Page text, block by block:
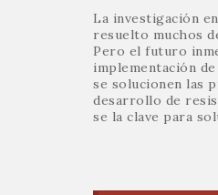
La investigación
resuelto muchos
Pero el futuro
implementación
se solucionen las
desarrollo de
se la clave para